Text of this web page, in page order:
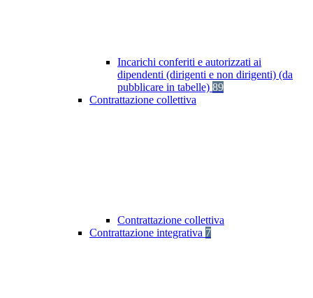
Incarichi conferiti e autorizzati ai
dipendenti (dirigenti e non dirigenti) (da
pubblicare in tabelle) 89
Contrattazione collettiva
Contrattazione collettiva
Contrattazione integrativa 7